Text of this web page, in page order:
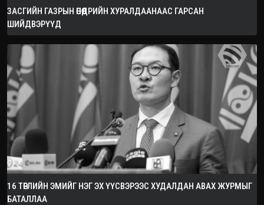
ЗАСГИЙН ГАЗРЫН ӨНӨӨДРИЙН ХУРАЛДААНААС ГАРСАН
ШИЙДВЭРҮҮД
16 ТӨРЛИЙН ЭМИЙГ НЭГ ЭХ ҮҮСВЭРЭЭС ХУДАЛДАН АВАХ ЖУРМЫГ
БАТАЛЛАА